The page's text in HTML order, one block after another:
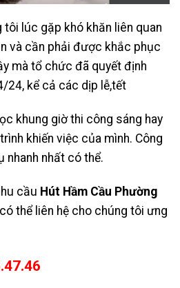
tôi lúc gặp khó khăn liên quan
và cần phải được khắc phục
mà tổ chức đã quyết định
24, kể cả các dịp lễ,tết
khung giờ thi công sáng hay
khiến việc của mình. Công
nhanh nhất có thể.
cầu Hút Hầm Cầu Phường
có thể liên hệ cho chúng tôi ưng